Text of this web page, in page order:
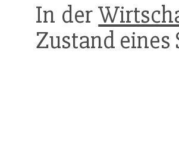
In der
Zustand